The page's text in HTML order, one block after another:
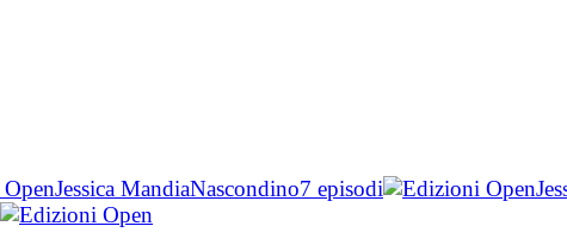
Jessica MandiaNascondino7 episodi